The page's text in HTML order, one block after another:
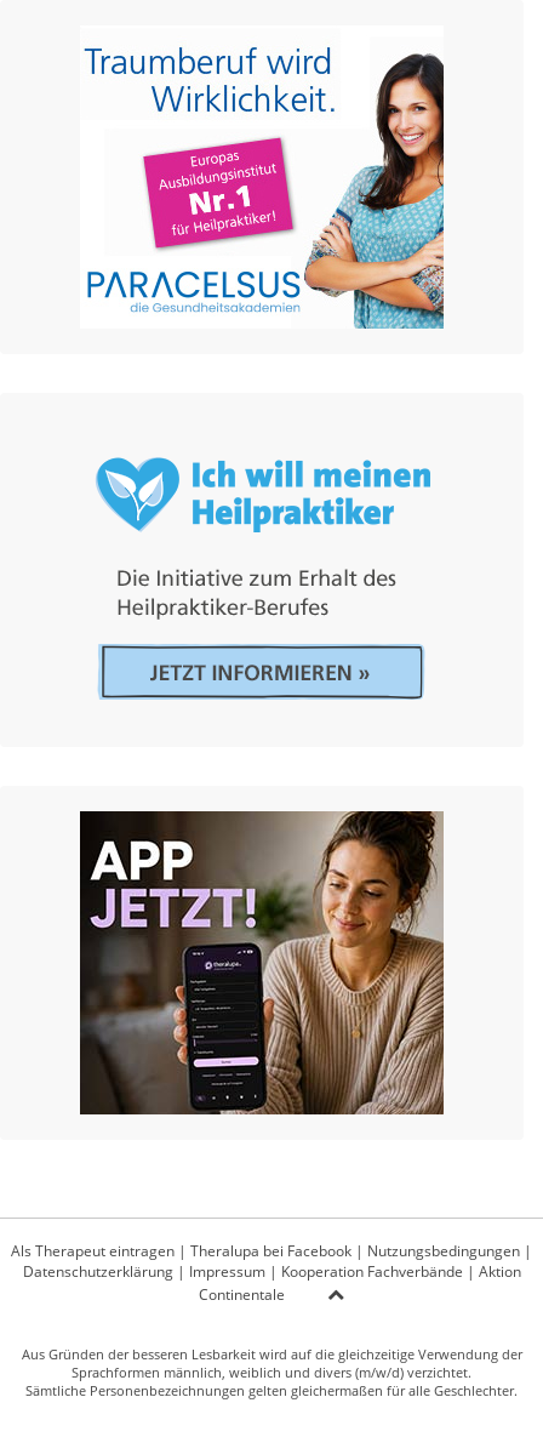
Als Therapeut eintragen | Theralupa bei Facebook | Nutzungsbedingungen |
Datenschutzerklärung| Impressum| Kooperation Fachverbände | Aktion
Continentale
Aus Gründen der besseren Lesbarkeit wird auf die gleichzeitige Verwendung der
Sprachformen männlich, weiblich und divers (m/w/d) verzichtet.
Sämtliche Personenbezeichnungen gelten gleichermaßen für alle Geschlechter.